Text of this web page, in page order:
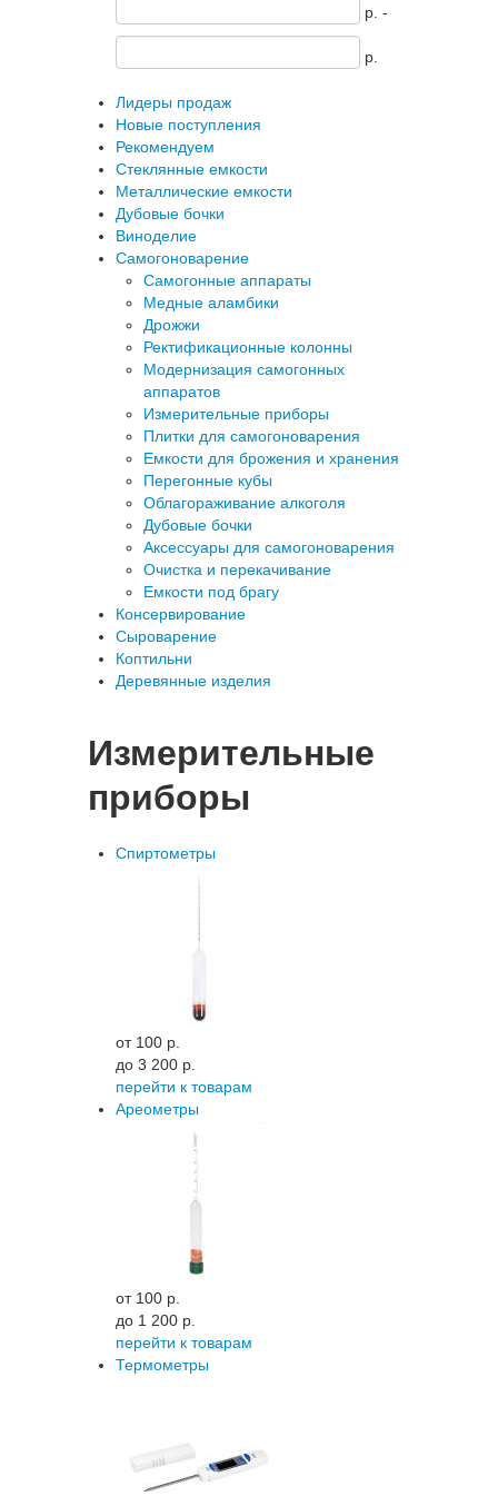
p. -
p.
Лидеры продаж
Новые поступления
Рекомендуем
Стеклянные емкости
Металлические емкости
Дубовые бочки
Виноделие
Самогоноварение
Самогонные аппараты
Медные аламбики
Дрожжи
Ректификационные колонны
Модернизация самогонных
аппаратов
Измерительные приборы
Плитки для самогоноварения
Емкости для брожения и хранения
Перегонные кубы
Облагораживание алкоголя
Дубовые бочки
Аксессуары для самогоноварения
Очистка и перекачивание
Емкости под брагу
Консервирование
Сыроварение
Коптильни
Деревянные изделия
Измерительные
приборы
Спиртометры
от 100 p.
до 3 200 p.
перейти к товарам
Ареометры
от 100 p.
до 1 200 p.
перейти к товарам
Термометры